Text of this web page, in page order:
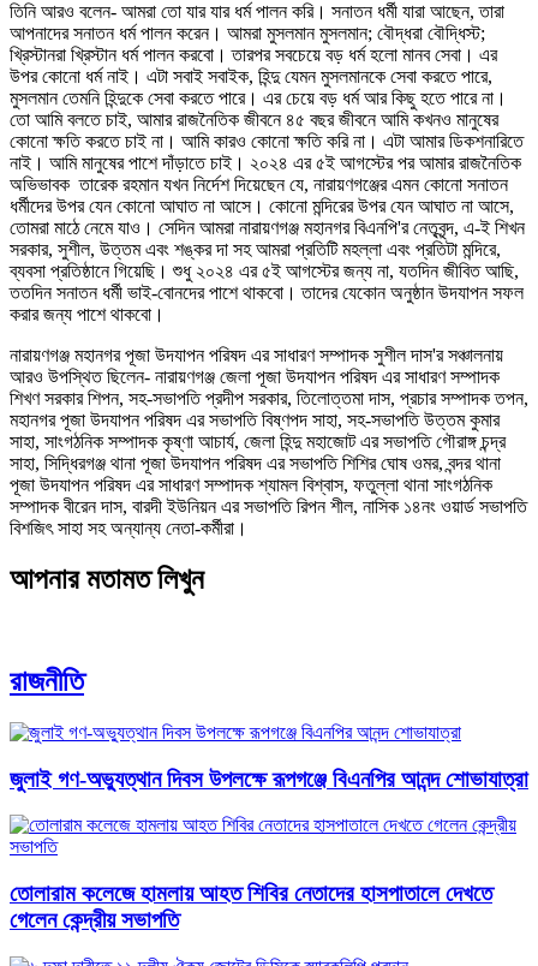
তিনি আরও বলেন- আমরা তো যার যার ধর্ম পালন করি। সনাতন ধর্মী যারা আছেন, তারা
আপনাদের সনাতন ধর্ম পালন করেন। আমরা মুসলমান মুসলমান; বৌদ্ধরা বৌদ্ধিস্ট;
খ্রিস্টানরা খ্রিস্টান ধর্ম পালন করবো। তারপর সবচেয়ে বড় ধর্ম হলো মানব সেবা। এর
উপর কোনো ধর্ম নাই। এটা সবাই সবাইক, হিন্দু যেমন মুসলমানকে সেবা করতে পারে,
মুসলমান তেমনি হিন্দুকে সেবা করতে পারে। এর চেয়ে বড় ধর্ম আর কিছু হতে পারে না।
তো আমি বলতে চাই, আমার রাজনৈতিক জীবনে ৪৫ বছর জীবনে আমি কখনও মানুষের
কোনো ক্ষতি করতে চাই না। আমি কারও কোনো ক্ষতি করি না। এটা আমার ডিকশনারিতে
নাই। আমি মানুষের পাশে দাঁড়াতে চাই। ২০২৪ এর ৫ই আগস্টের পর আমার রাজনৈতিক
অভিভাবক তারেক রহমান যখন নির্দেশ দিয়েছেন যে, নারায়ণগঞ্জের এমন কোনো সনাতন
ধর্মীদের উপর যেন কোনো আঘাত না আসে। কোনো মন্দিরের উপর যেন আঘাত না আসে,
তোমরা মাঠে নেমে যাও। সেদিন আমরা নারায়ণগঞ্জ মহানগর বিএনপি'র নেতৃবৃন্দ, এ-ই শিখন
সরকার, সুশীল, উত্তম এবং শঙ্কর দা সহ আমরা প্রতিটি মহল্লা এবং প্রতিটা মন্দিরে,
ব্যবসা প্রতিষ্ঠানে গিয়েছি। শুধু ২০২৪ এর ৫ই আগস্টের জন্য না, যতদিন জীবিত আছি,
ততদিন সনাতন ধর্মী ভাই-বোনদের পাশে থাকবো। তাদের যেকোন অনুষ্ঠান উদযাপন সফল
করার জন্য পাশে থাকবো।
নারায়ণগঞ্জ মহানগর পূজা উদযাপন পরিষদ এর সাধারণ সম্পাদক সুশীল দাস'র সঞ্চালনায়
আরও উপস্থিত ছিলেন- নারায়ণগঞ্জ জেলা পূজা উদযাপন পরিষদ এর সাধারণ সম্পাদক
শিখণ সরকার শিপন, সহ-সভাপতি প্রদীপ সরকার, তিলোত্তমা দাস, প্রচার সম্পাদক তপন,
মহানগর পূজা উদযাপন পরিষদ এর সভাপতি বিষ্ণপদ সাহা, সহ-সভাপতি উত্তম কুমার
সাহা, সাংগঠনিক সম্পাদক কৃষ্ণা আচার্য, জেলা হিন্দু মহাজোট এর সভাপতি গৌরাঙ্গ চন্দ্র
সাহা, সিদ্ধিরগঞ্জ থানা পূজা উদযাপন পরিষদ এর সভাপতি শিশির ঘোষ ওমর, বন্দর থানা
পূজা উদযাপন পরিষদ এর সাধারণ সম্পাদক শ্যামল বিশ্বাস, ফতুল্লা থানা সাংগঠনিক
সম্পাদক বীরেন দাস, বারদী ইউনিয়ন এর সভাপতি রিপন শীল, নাসিক ১৪নং ওয়ার্ড সভাপতি
বিশজিৎ সাহা সহ অন্যান্য নেতা-কর্মীরা।
আপনার মতামত লিখুন
রাজনীতি
জুলাই গণ-অভ্যুত্থান দিবস উপলক্ষে রূপগঞ্জে বিএনপির আনন্দ শোভাযাত্রা
তোলারাম কলেজে হামলায় আহত শিবির নেতাদের হাসপাতালে দেখতে
গেলেন কেন্দ্রীয় সভাপতি